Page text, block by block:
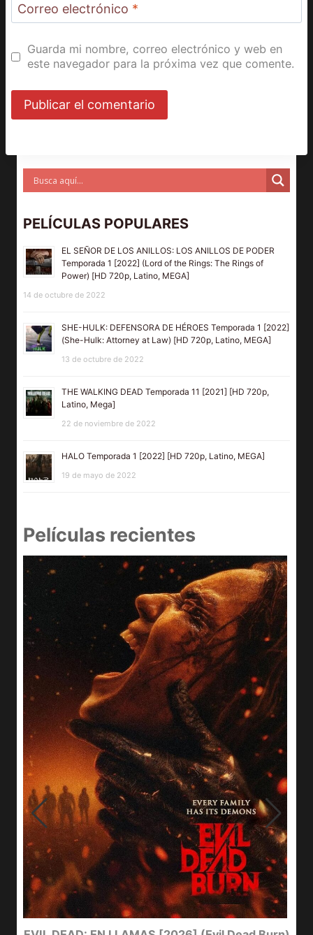
Correo electrónico *
Guarda mi nombre, correo electrónico y web en
este navegador para la próxima vez que comente.
PELÍCULAS POPULARES
EL SEÑOR DE LOS ANILLOS: LOS ANILLOS DE PODER
Temporada 1 [2022] (Lord of the Rings: The Rings of
Power) [HD 720p, Latino, MEGA]
14 de octubre de 2022
SHE-HULK: DEFENSORA DE HÉROES Temporada 1 [2022]
(She-Hulk: Attorney at Law) [HD 720p, Latino, MEGA]
13 de octubre de 2022
THE WALKING DEAD Temporada 11 [2021] [HD 720p,
Latino, Mega]
22 de noviembre de 2022
HALO Temporada 1 [2022] [HD 720p, Latino, MEGA]
19 de mayo de 2022
Películas recientes